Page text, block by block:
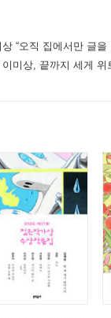
“오직 집에서만 글을
미상, 끝까지 세게 위